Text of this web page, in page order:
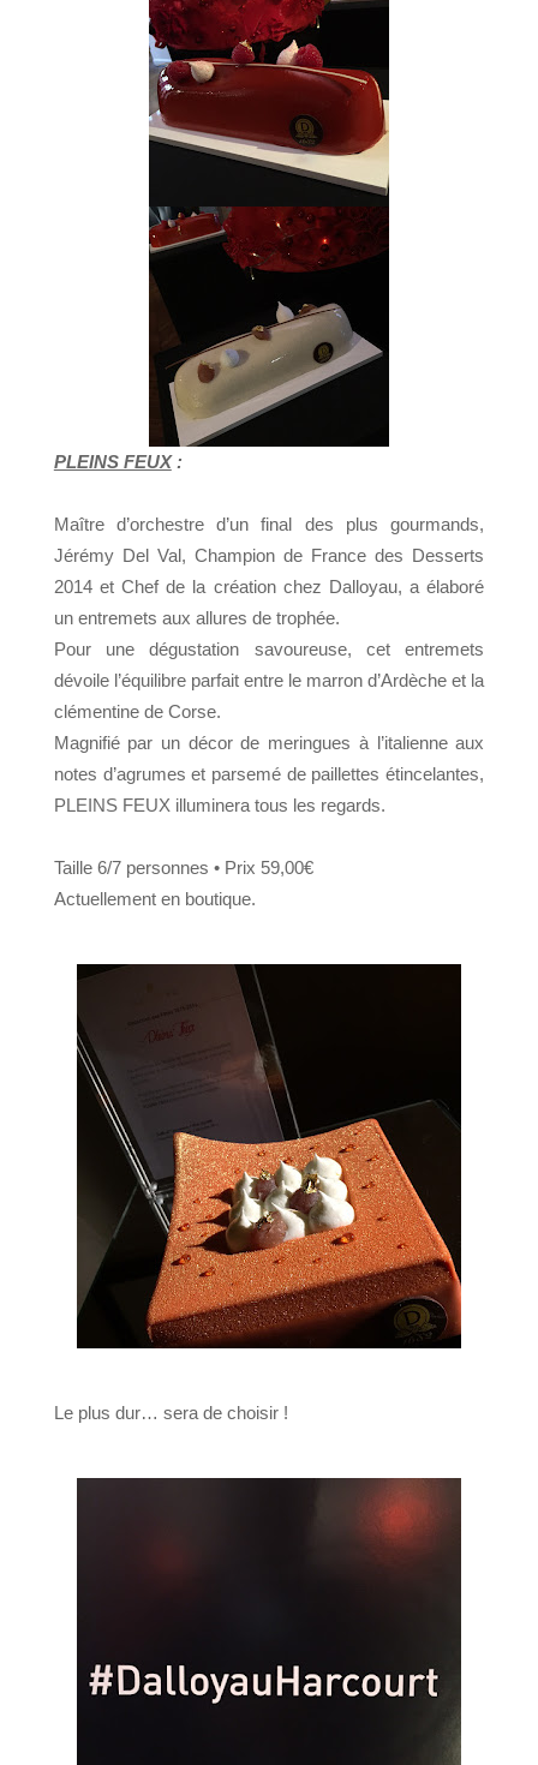
PLEINS FEUX:
Maître d’orchestre d’un final des plus gourmands,
Jérémy Del Val, Champion de France des Desserts
2014 et Chef de la création chez Dalloyau, a élaboré
un entremets aux allures de trophée.
Pour une dégustation savoureuse, cet entremets
dévoile l’équilibre parfait entre le marron d’Ardèche et la
clémentine de Corse.
Magnifié par un décor de meringues à l’italienne aux
notes d’agrumeset parsemé de paillettes étincelantes,
PLEINS FEUX illuminera tous les regards.
Taille 6/7 personnes • Prix 59,00€
Actuellement en boutique.
Le plus dur… sera de choisir !